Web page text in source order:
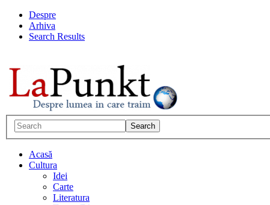
Despre
Arhiva
Search Results
Acasă
Cultura
Idei
Carte
Literatura